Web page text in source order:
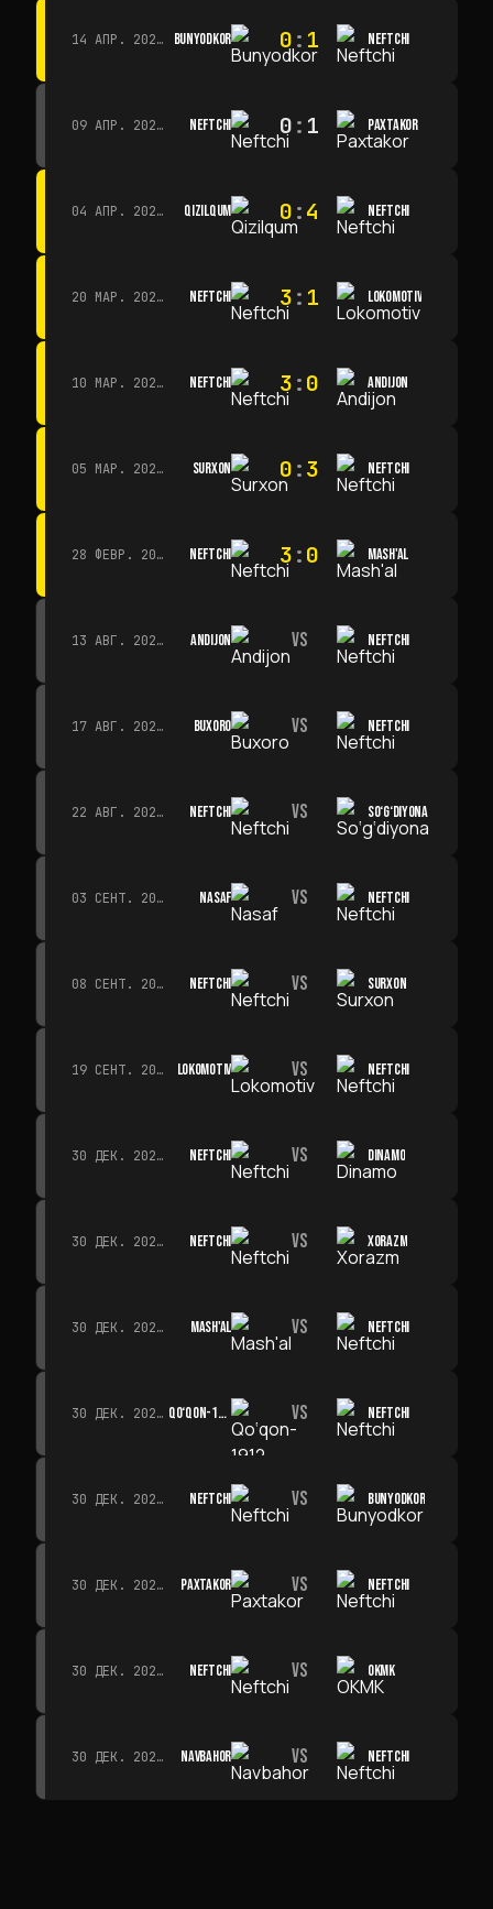
14 АПР. 2026 Г. · 15:15 BUNYODKOR 0: 1 NEFTCHI
09 АПР. 2026 Г. · 14:00 NEFTCHI 0: 1 PAXTAKOR
04 АПР. 2026 Г. · 13:00 QIZILQUM 0:4 NEFTCHI
20 МАР. 2026 Г. · 11:00 NEFTCHI 3: 1 LOKOMOTIV
10 МАР. 2026 Г. · 14:00 NEFTCHI 3:0 ANDIJON
05 МАР. 2026 Г. · 14:30 SURXON 0:3 NEFTCHI
28 ФЕВР. 2026 Г. · 13:45 NEFTCHI 3:0 MASH'AL
13 АВГ. 2026 Г. · 14:00 ANDIJON VS NEFTCHI
17 АВГ. 2026 Г. · 19:00 BUXORO VS NEFTCHI
22 АВГ. 2026 Г. · 19:00 NEFTCHI VS SO‘G‘DIYONA
03 СЕНТ. 2026 Г. · 19:00 NASAF VS NEFTCHI
08 СЕНТ. 2026 Г. · 19:00 NEFTCHI VS SURXON
19 СЕНТ. 2026 Г. · 19:00 LOKOMOTIV VS NEFTCHI
30 ДЕК. 2026 Г. · 19:00 NEFTCHI VS DINAMO
30 ДЕК. 2026 Г. · 19:00 NEFTCHI VS XORAZM
30 ДЕК. 2026 Г. · 19:00 MASH'AL VS NEFTCHI
30 ДЕК. 2026 Г. · 19:00 QO‘QON-1912 VS NEFTCHI
30 ДЕК. 2026 Г. · 19:00 NEFTCHI VS BUNYODKOR
30 ДЕК. 2026 Г. · 19:00 PAXTAKOR VS NEFTCHI
30 ДЕК. 2026 Г. · 19:00 NEFTCHI VS OKMK
30 ДЕК. 2026 Г. · 19:00 NAVBAHOR VS NEFTCHI